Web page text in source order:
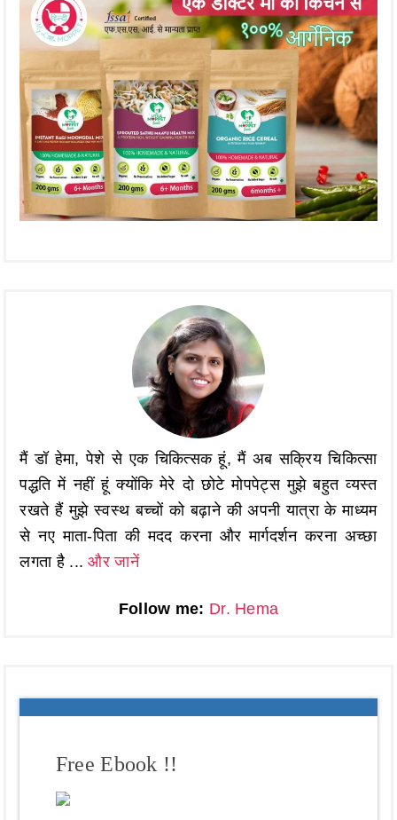
मैं डॉ हेमा, पेशे से एक चिकित्सक हूं, मैं अब सक्रिय चिकित्सा
पद्धति में नहीं हूं क्योंकि मेरे दो छोटे मोपपेट्स मुझे बहुत व्यस्त
रखते हैं मुझे स्वस्थ बच्चों को बढ़ाने की अपनी यात्रा के माध्यम
से नए माता-पिता की मदद करना और मार्गदर्शन करना अच्छा
लगता है ...और जानें
Follow me: Dr. Hema
Free Ebook !!